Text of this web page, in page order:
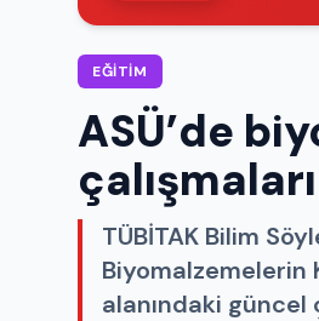
EĞITIM
ASÜ’de
TÜBİTAK Bilim
Biyomalzemelerin
alanındaki güncel